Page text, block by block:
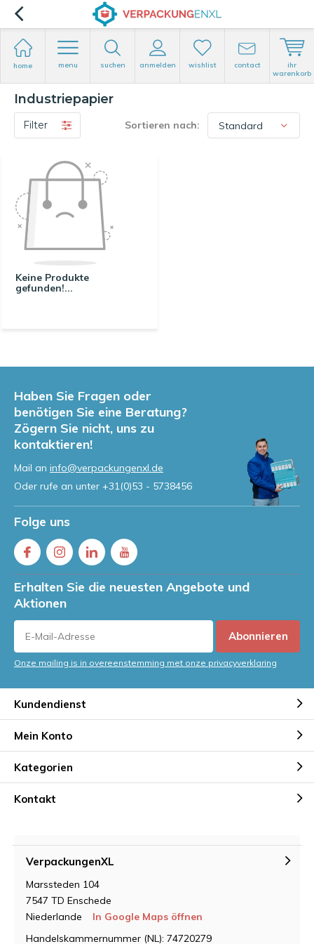
home menu suchen anmelden wishlist contact
ihr
warenkorb
Industriepapier
Filter Sortieren nach:
Keine Produkte
gefunden!...
Haben Sie Fragen oder
benötigen Sie eine Beratung?
Zögern Sie nicht, uns zu
kontaktieren!
Mail an info@verpackungenxl.de
Oder rufe an unter +31(0)53 - 5738456
Folge uns
Erhalten Sie die neuesten Angebote und
Aktionen
Abonnieren
Onze mailing is in overeenstemming met onze privacyverklaring
Kundendienst
Mein Konto
Kategorien
Kontakt
VerpackungenXL
Marssteden 104
7547 TD Enschede
Niederlande
In Google Maps öffnen
Handelskammernummer (NL): 74720279